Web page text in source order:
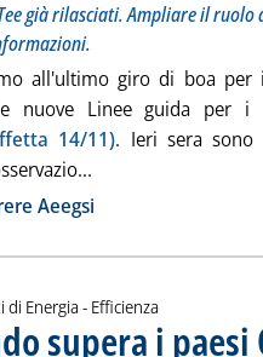
già rilasciati. Ampliare il ruolo
all'ultimo giro di boa per
nuove Linee guida per i
14/11). Ieri sera sono
Aeegsi
Energia - Efficienza
supera i paesi